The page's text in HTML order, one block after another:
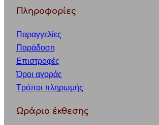
Πληροφορίες
Παραγγελίες
Παράδοση
Επιστροφές
Όροι αγοράς
Τρόποι πληρωμής
Ωράριο έκθεσης